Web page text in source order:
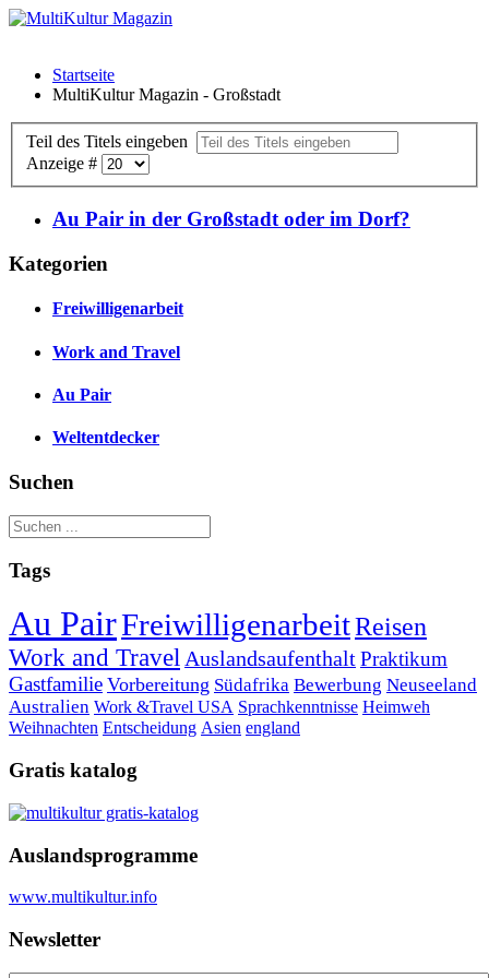
Startseite
MultiKultur Magazin - Großstadt
Teil des Titels eingeben
Anzeige #
Au Pair in der Großstadt oder im Dorf?
Kategorien
Freiwilligenarbeit
Work and Travel
Au Pair
Weltentdecker
Suchen
Tags
Au PairFreiwilligenarbeitReisen
Work and Travel AuslandsaufenthaltPraktikum
Gastfamilie Vorbereitung Südafrika Bewerbung Neuseeland
Australien Work &Travel USA Sprachkenntnisse Heimweh
Weihnachten Entscheidung Asien england
Gratis katalog
Auslandsprogramme
www.multikultur.info
Newsletter